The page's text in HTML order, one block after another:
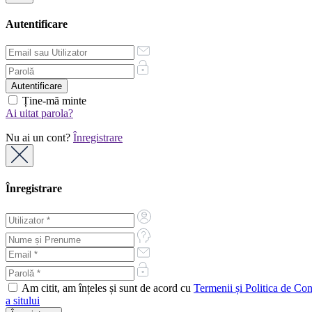
Autentificare
Ține-mă minte
Ai uitat parola?
Nu ai un cont? Înregistrare
Înregistrare
Am citit, am înțeles și sunt de acord cu Termenii și Politica de
a sitului